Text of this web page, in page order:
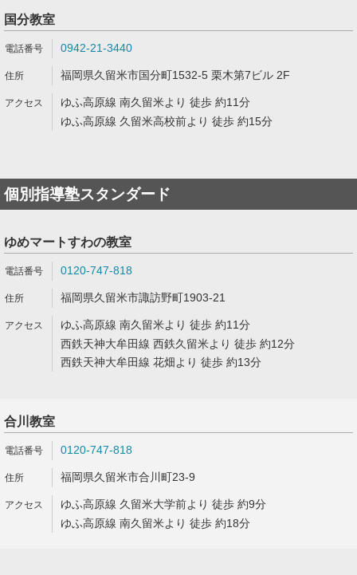
国分教室
0942-21-3440
福岡県久留米市国分町1532-5 栗木第7ビル 2F
ゆふ高原線 南久留米より 徒歩 約11分
ゆふ高原線 久留米高校前より 徒歩 約15分
個別指導塾スタンダード
ゆめマートすわの教室
0120-747-818
福岡県久留米市諏訪野町1903-21
ゆふ高原線 南久留米より 徒歩 約11分
西鉄天神大牟田線 西鉄久留米より 徒歩 約12分
西鉄天神大牟田線 花畑より 徒歩 約13分
合川教室
0120-747-818
福岡県久留米市合川町23-9
ゆふ高原線 久留米大学前より 徒歩 約9分
ゆふ高原線 南久留米より 徒歩 約18分